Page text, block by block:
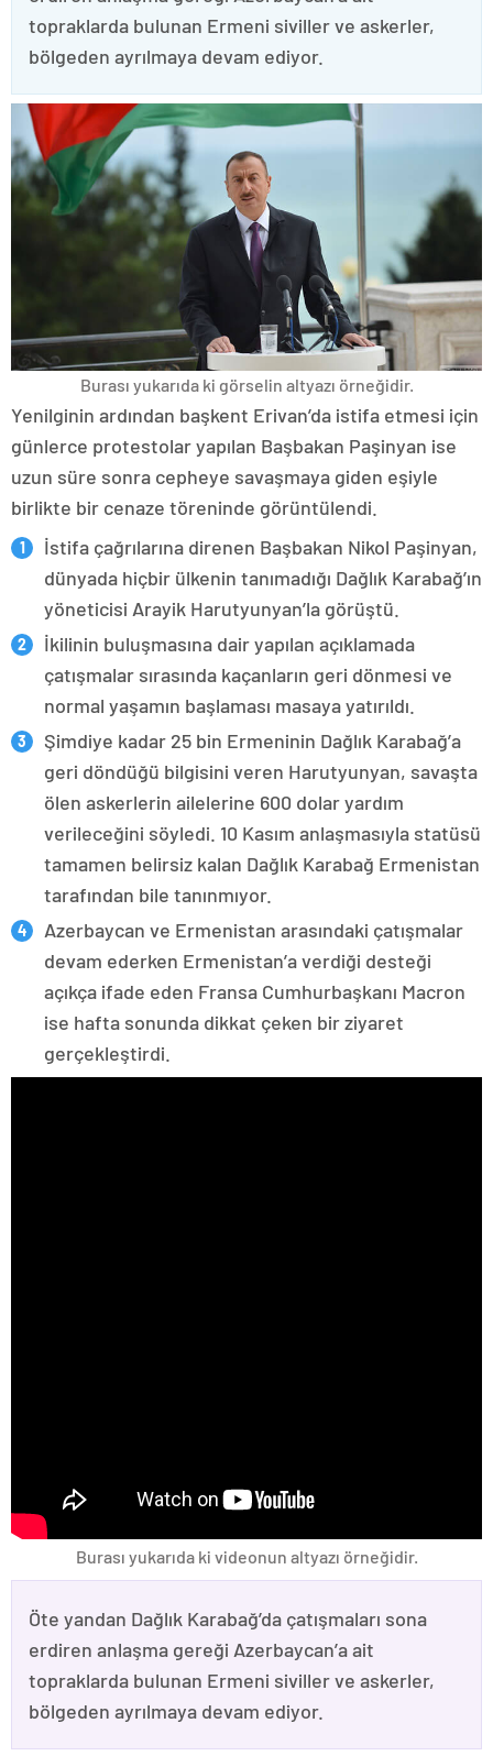
topraklarda bulunan Ermeni siviller ve askerler,
bölgeden ayrılmaya devam ediyor.
Burası yukarıda ki görselin altyazı örneğidir.
Yenilginin ardından başkent Erivan’da istifa etmesi için
günlerce protestolar yapılan Başbakan Paşinyan ise
uzun süre sonra cepheye savaşmaya giden eşiyle
birlikte bir cenaze töreninde görüntülendi.
İstifa çağrılarına direnen Başbakan Nikol Paşinyan,
dünyada hiçbir ülkenin tanımadığı Dağlık Karabağ’ın
yöneticisi Arayik Harutyunyan’la görüştü.
İkilinin buluşmasına dair yapılan açıklamada
çatışmalar sırasında kaçanların geri dönmesi ve
normal yaşamın başlaması masaya yatırıldı.
Şimdiye kadar 25 bin Ermeninin Dağlık Karabağ’a
geri döndüğü bilgisini veren Harutyunyan, savaşta
ölen askerlerin ailelerine 600 dolar yardım
verileceğini söyledi. 10 Kasım anlaşmasıyla statüsü
tamamen belirsiz kalan Dağlık Karabağ Ermenistan
tarafından bile tanınmıyor.
Azerbaycan ve Ermenistan arasındaki çatışmalar
devam ederken Ermenistan’a verdiği desteği
açıkça ifade eden Fransa Cumhurbaşkanı Macron
ise hafta sonunda dikkat çeken bir ziyaret
gerçekleştirdi.
Burası yukarıda ki videonun altyazı örneğidir.
Öte yandan Dağlık Karabağ’da çatışmaları sona
erdiren anlaşma gereği Azerbaycan’a ait
topraklarda bulunan Ermeni siviller ve askerler,
bölgeden ayrılmaya devam ediyor.